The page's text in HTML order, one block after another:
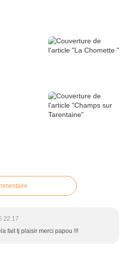
22:17
fait tj plaisir merci papou !!!